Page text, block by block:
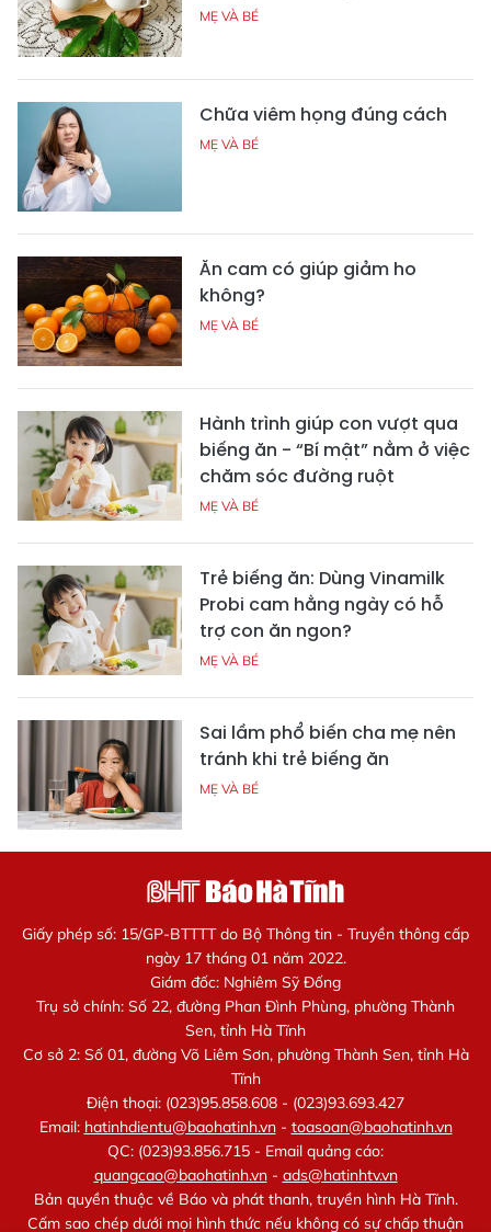
MẸ VÀ BÉ
Chữa viêm họng đúng cách
MẸ VÀ BÉ
Ăn cam có giúp giảm ho
không?
MẸ VÀ BÉ
Hành trình giúp con vượt qua
biếng ăn - “Bí mật” nằm ở việc
chăm sóc đường ruột
MẸ VÀ BÉ
Trẻ biếng ăn: Dùng Vinamilk
Probi cam hằng ngày có hỗ
trợ con ăn ngon?
MẸ VÀ BÉ
Sai lầm phổ biến cha mẹ nên
tránh khi trẻ biếng ăn
MẸ VÀ BÉ
Giấy phép số: 15/GP-BTTTT do Bộ Thông tin - Truyền thông cấp
ngày 17 tháng 01 năm 2022.
Giám đốc: Nghiêm Sỹ Đống
Trụ sở chính: Số 22, đường Phan Đình Phùng, phường Thành
Sen, tỉnh Hà Tĩnh
Cơ sở 2: Số 01, đường Võ Liêm Sơn, phường Thành Sen, tỉnh Hà
Tĩnh
Điện thoại: (023)95.858.608 - (023)93.693.427
Email: hatinhdientu@baohatinh.vn- toasoan@baohatinh.vn
QC: (023)93.856.715 - Email quảng cáo:
quangcao@baohatinh.vn- ads@hatinhtv.vn
Bản quyền thuộc về Báo và phát thanh, truyền hình Hà Tĩnh.
Cấm sao chép dưới mọi hình thức nếu không có sự chấp thuận